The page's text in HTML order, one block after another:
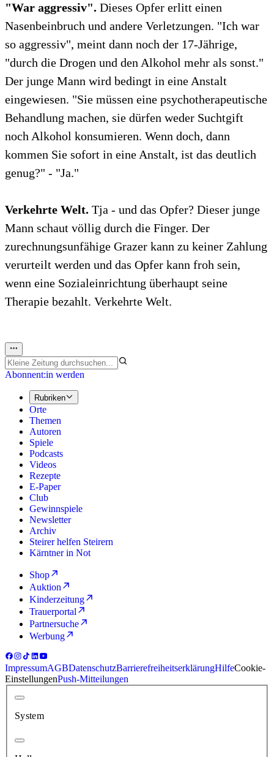
"War aggressiv". Dieses Opfer erlitt einen
Nasenbeinbruch und andere Verletzungen. "Ich war
so aggressiv", meint dann noch der 17-Jährige,
"durch die Drogen und den Alkohol mehr als sonst."
Der junge Mann wird bedingt in eine Anstalt
eingewiesen. "Sie müssen eine psychotherapeutische
Behandlung machen, sie dürfen weder Suchtgift
noch Alkohol konsumieren. Wenn doch, dann
kommen Sie sofort in eine Anstalt, ist das deutlich
genug?" - "Ja."
Verkehrte Welt. Tja - und das Opfer? Dieser junge
Mann schaut völlig durch die Finger. Der
zurechnungsunfähige Grazer kann zu keiner Zahlung
verurteilt werden und das Opfer kann froh sein,
wenn eine Sozialeinrichtung überhaupt seine
Therapie bezahlt. Verkehrte Welt.
Abonnent:in werden
Rubriken
Orte
Themen
Autoren
Spiele
Podcasts
Videos
Rezepte
E-Paper
Club
Gewinnspiele
Newsletter
Archiv
Steirer helfen Steirern
Kärntner in Not
Shop
Auktion
Kinderzeitung
Trauerportal
Partnersuche
Werbung
ImpressumAGBDatenschutzBarrierefreiheitserklärungHilfeCookie-
EinstellungenPush-Mitteilungen
System